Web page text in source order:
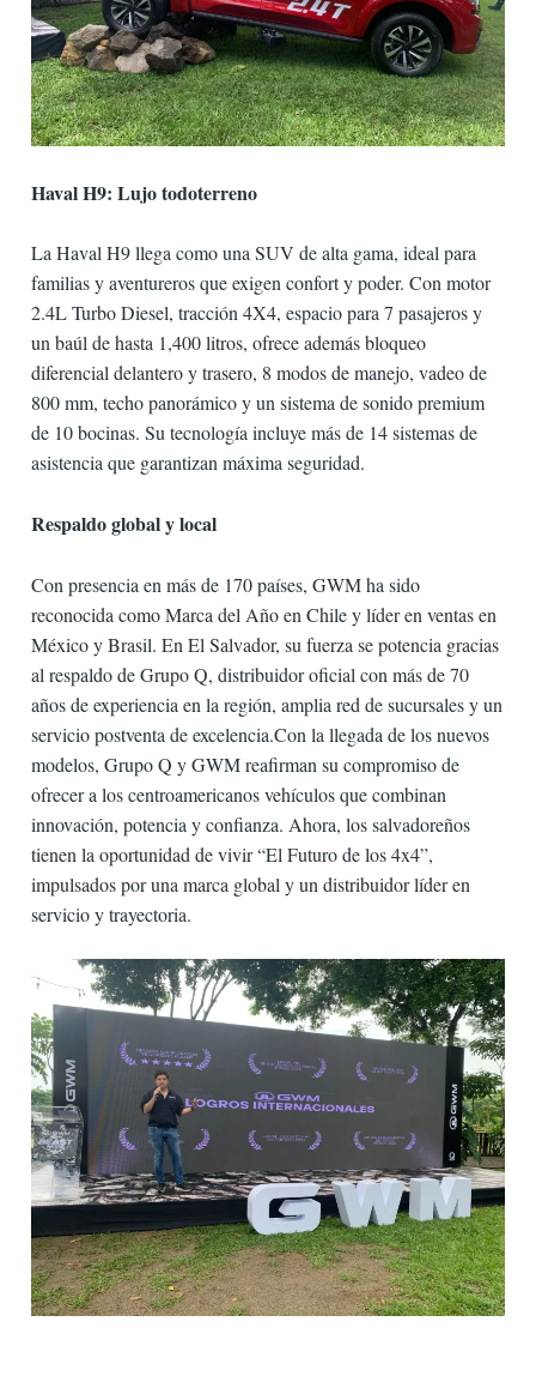
Haval H9: Lujo todoterreno
La Haval H9 llega como una SUV de alta gama, ideal para
familias y aventureros que exigen confort y poder. Con motor
2.4L Turbo Diesel, tracción 4X4, espacio para 7 pasajeros y
un baúl de hasta 1,400 litros, ofrece además bloqueo
diferencial delantero y trasero, 8 modos de manejo, vadeo de
800 mm, techo panorámico y un sistema de sonido premium
de 10 bocinas. Su tecnología incluye más de 14 sistemas de
asistencia que garantizan máxima seguridad.
Respaldo global y local
Con presencia en más de 170 países, GWM ha sido
reconocida como Marca del Año en Chile y líder en ventas en
México y Brasil. En El Salvador, su fuerza se potencia gracias
al respaldo de Grupo Q, distribuidor oficial con más de 70
años de experiencia en la región, amplia red de sucursales y un
servicio postventa de excelencia.Con la llegada de los nuevos
modelos, Grupo Q y GWM reafirman su compromiso de
ofrecer a los centroamericanos vehículos que combinan
innovación, potencia y confianza. Ahora, los salvadoreños
tienen la oportunidad de vivir “El Futuro de los 4x4”,
impulsados por una marca global y un distribuidor líder en
servicio y trayectoria.